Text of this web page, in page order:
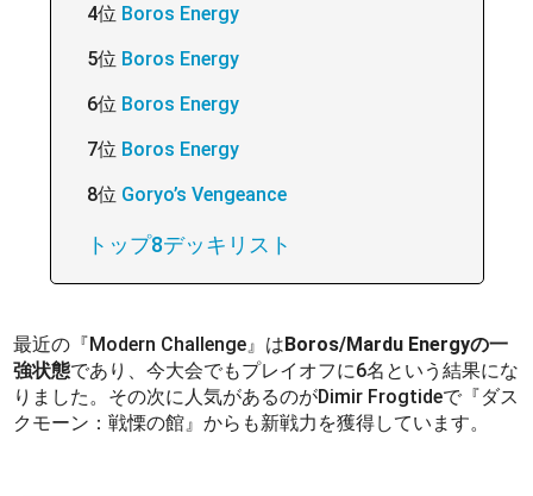
4位 Boros Energy
5位 Boros Energy
6位 Boros Energy
7位 Boros Energy
8位 Goryo’s Vengeance
トップ8デッキリスト
最近の『Modern Challenge』はBoros/Mardu Energyの一
強状態であり、今大会でもプレイオフに6名という結果にな
りました。その次に人気があるのがDimir Frogtideで『ダス
クモーン：戦慄の館』からも新戦力を獲得しています。